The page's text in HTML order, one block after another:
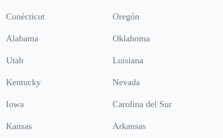
Conécticut Oregón
Alabama Oklahoma
Utah Luisiana
Kentucky Nevada
Iowa Carolina del Sur
Kansas Arkansas